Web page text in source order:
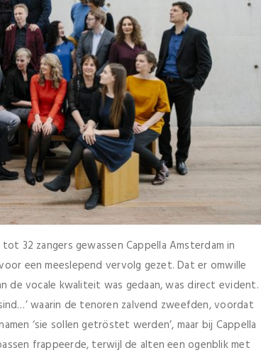
32 zangers gewassen Cappella Amsterdam in
een meeslepend vervolg gezet. Dat er omwille
de vocale kwaliteit was gedaan, was direct evident.
waarin de tenoren zalvend zweefden, voordat
‘sie sollen getröstet werden’, maar bij Cappella
frappeerde, terwijl de alten een ogenblik met